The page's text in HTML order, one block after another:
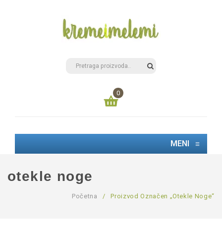
MENI ≡
0
UKUPNO: 0,00РСД
otekle noge
Početna / Proizvod Označen „otekle Noge“